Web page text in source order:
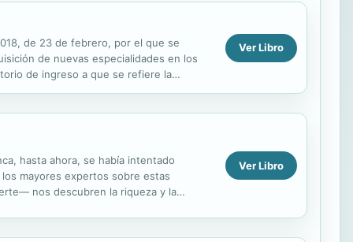
de 23 de febrero, por el que se
de nuevas especialidades en los
de ingreso a que se refiere la
Ver Libro
hasta ahora, se había intentado
mayores expertos sobre estas
nos descubren la riqueza y la
Ver Libro